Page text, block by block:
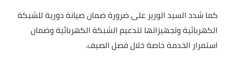
كما شدد السيد الوزير على ضرورة ضمان صيانة دورية للشبكة
الكهربائية وتجهيزاتها لتدعيم الشبكة الكهربائية وضمان
استمرار الخدمة خاصة خلال فصل الصيف.